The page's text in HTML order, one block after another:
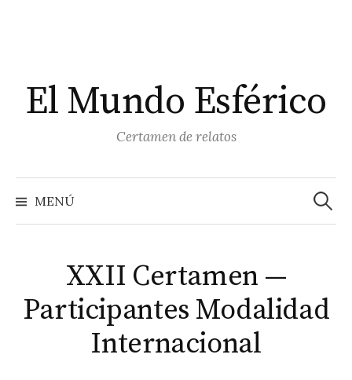
El Mundo Esférico
Certamen de relatos
MENÚ
XXII Certamen —
Participantes Modalidad
Internacional